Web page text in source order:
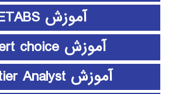
آموزش ETABS
آموزش expert choice
آموزش Frontier Analyst